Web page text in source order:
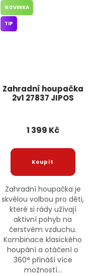
Zahradní houpačka
2v1 27837 JIPOS
NOVINKA
TIP
1 399 Kč
Zahradní houpačka je
skvělou volbou pro děti,
které si rády užívají
aktivní pohyb na
čerstvém vzduchu.
Kombinace klasického
houpání a otáčení o
360° přináší více
možností...